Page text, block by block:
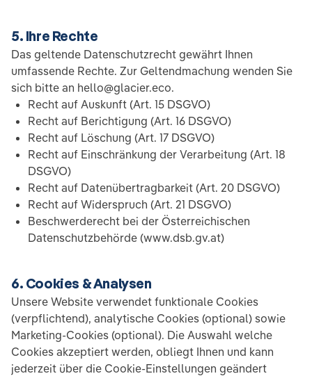
5. Ihre Rechte
Das geltende Datenschutzrecht gewährt Ihnen
umfassende Rechte. Zur Geltendmachung wenden Sie
sich bitte an hello@glacier.eco.
Recht auf Auskunft (Art. 15 DSGVO)
Recht auf Berichtigung (Art. 16 DSGVO)
Recht auf Löschung (Art. 17 DSGVO)
Recht auf Einschränkung der Verarbeitung (Art. 18
DSGVO)
Recht auf Datenübertragbarkeit (Art. 20 DSGVO)
Recht auf Widerspruch (Art. 21 DSGVO)
Beschwerderecht bei der Österreichischen
Datenschutzbehörde (www.dsb.gv.at)
6. Cookies & Analysen
Unsere Website verwendet funktionale Cookies
(verpflichtend), analytische Cookies (optional) sowie
Marketing-Cookies (optional). Die Auswahl welche
Cookies akzeptiert werden, obliegt Ihnen und kann
jederzeit über die Cookie-Einstellungen geändert